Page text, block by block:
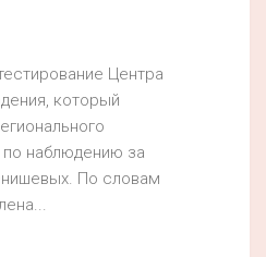
Центра
который
наблюдению за
По словам